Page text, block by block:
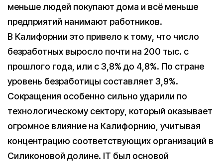
меньше людей покупают дома и всё меньше
предприятий нанимают работников.
В Калифорнии это привело к тому, что число
безработных выросло почти на 200 тыс. с
прошлого года, или с 3,8% до 4,8%. По стране
уровень безработицы составляет 3,9%.
Сокращения особенно сильно ударили по
технологическому сектору, который оказывает
огромное влияние на Калифорнию, учитывая
концентрацию соответствующих организаций в
Силиконовой долине. IT был основой